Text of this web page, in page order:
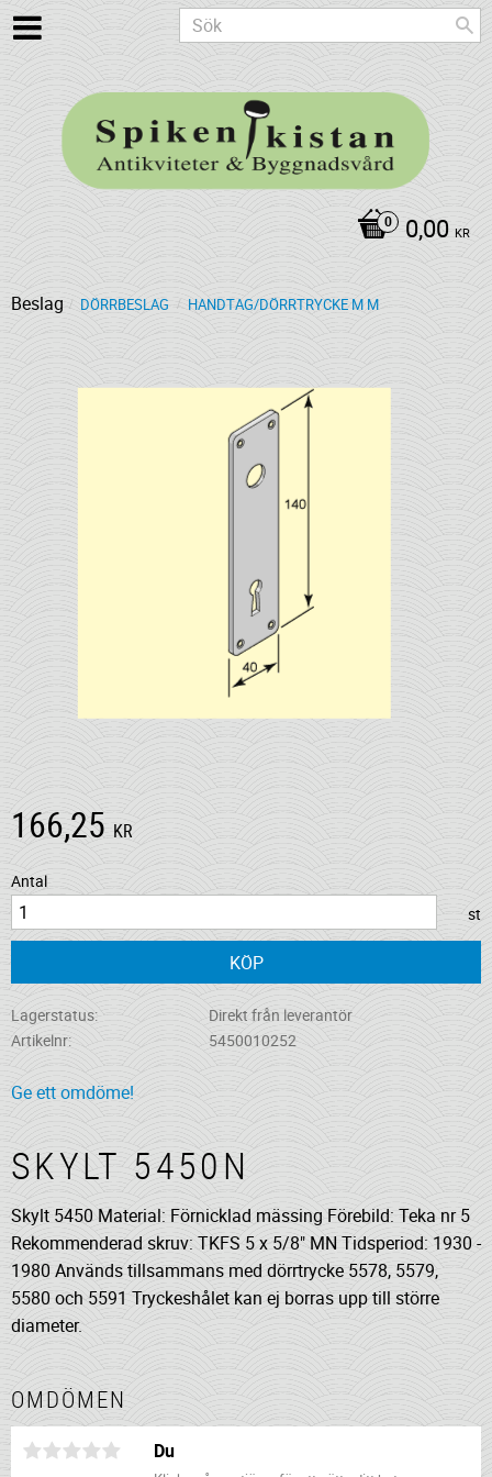
0,00 KR
Beslag DÖRRBESLAG HANDTAG/DÖRRTRYCKE M M
166,25 KR
Antal
st
KÖP
Lagerstatus
Direkt från leverantör
Artikelnr
5450010252
Ge ett omdöme!
SKYLT 5450N
Skylt 5450 Material: Förnicklad mässing Förebild: Teka nr 5
Rekommenderad skruv: TKFS 5 x 5/8" MN Tidsperiod: 1930 -
1980 Används tillsammans med dörrtrycke 5578, 5579,
5580 och 5591 Tryckeshålet kan ej borras upp till större
diameter.
OMDÖMEN
Du